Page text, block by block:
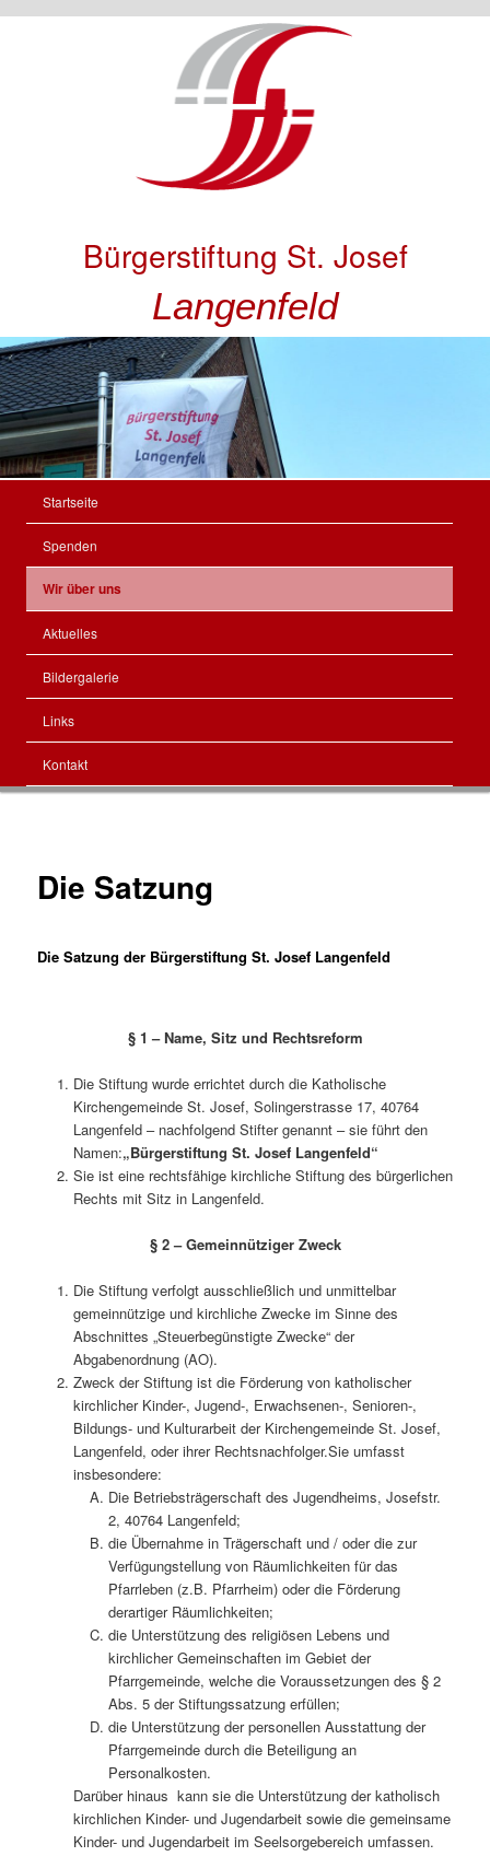
Bürgerstiftung St. Josef
Langenfeld
Zum
Inhalt
wechseln
Startseite
Spenden
Wir über uns
Aktuelles
Bildergalerie
Links
Kontakt
Die Satzung
Die Satzung der Bürgerstiftung St. Josef Langenfeld
§ 1 – Name, Sitz und Rechtsreform
Die Stiftung wurde errichtet durch die Katholische
Kirchengemeinde St. Josef, Solingerstrasse 17, 40764
Langenfeld – nachfolgend Stifter genannt – sie führt den
Namen:„Bürgerstiftung St. Josef Langenfeld“
Sie ist eine rechtsfähige kirchliche Stiftung des bürgerlichen
Rechts mit Sitz in Langenfeld.
§ 2 – Gemeinnütziger Zweck
Die Stiftung verfolgt ausschließlich und unmittelbar
gemeinnützige und kirchliche Zwecke im Sinne des
Abschnittes „Steuerbegünstigte Zwecke“ der
Abgabenordnung (AO).
Zweck der Stiftung ist die Förderung von katholischer
kirchlicher Kinder-, Jugend-, Erwachsenen-, Senioren-,
Bildungs- und Kulturarbeit der Kirchengemeinde St. Josef,
Langenfeld, oder ihrer Rechtsnachfolger.Sie umfasst
insbesondere:
Die Betriebsträgerschaft des Jugendheims, Josefstr.
2, 40764 Langenfeld;
die Übernahme in Trägerschaft und / oder die zur
Verfügungstellung von Räumlichkeiten für das
Pfarrleben (z.B. Pfarrheim) oder die Förderung
derartiger Räumlichkeiten;
die Unterstützung des religiösen Lebens und
kirchlicher Gemeinschaften im Gebiet der
Pfarrgemeinde, welche die Voraussetzungen des § 2
Abs. 5 der Stiftungssatzung erfüllen;
die Unterstützung der personellen Ausstattung der
Pfarrgemeinde durch die Beteiligung an
Personalkosten.
Darüber hinaus kann sie die Unterstützung der katholisch
kirchlichen Kinder- und Jugendarbeit sowie die gemeinsame
Kinder- und Jugendarbeit im Seelsorgebereich umfassen.